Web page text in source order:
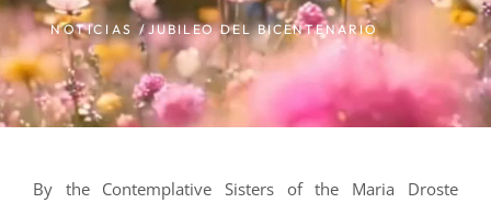
NOTICIAS /JUBILEO DEL BICENTENARIO
By the Contemplative Sisters of the Maria Droste